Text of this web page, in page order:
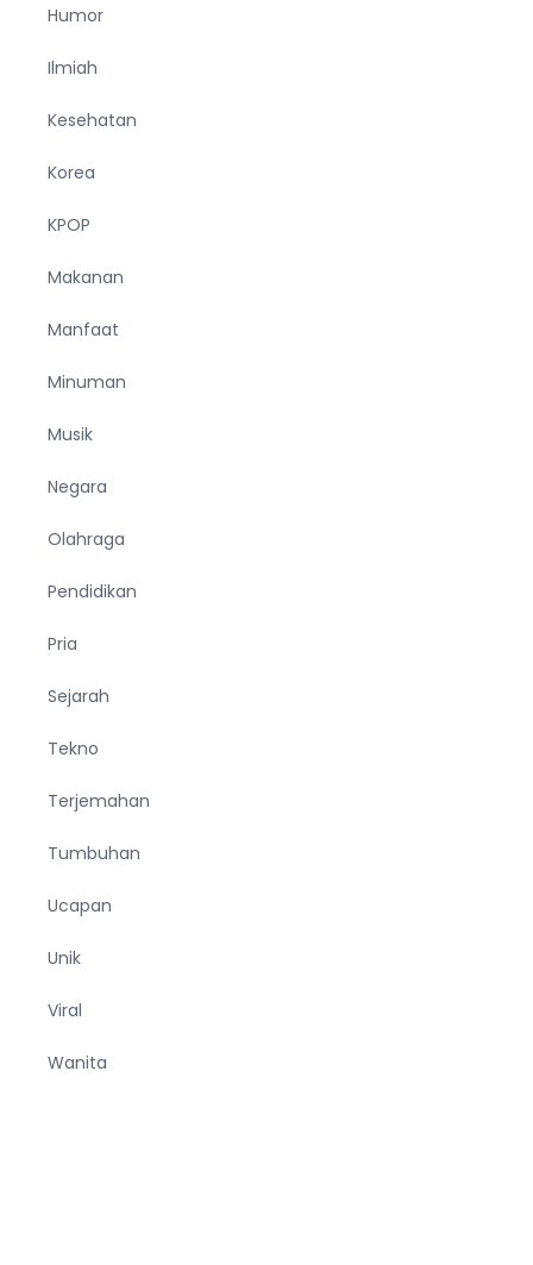
Humor
Ilmiah
Kesehatan
Korea
KPOP
Makanan
Manfaat
Minuman
Musik
Negara
Olahraga
Pendidikan
Pria
Sejarah
Tekno
Terjemahan
Tumbuhan
Ucapan
Unik
Viral
Wanita